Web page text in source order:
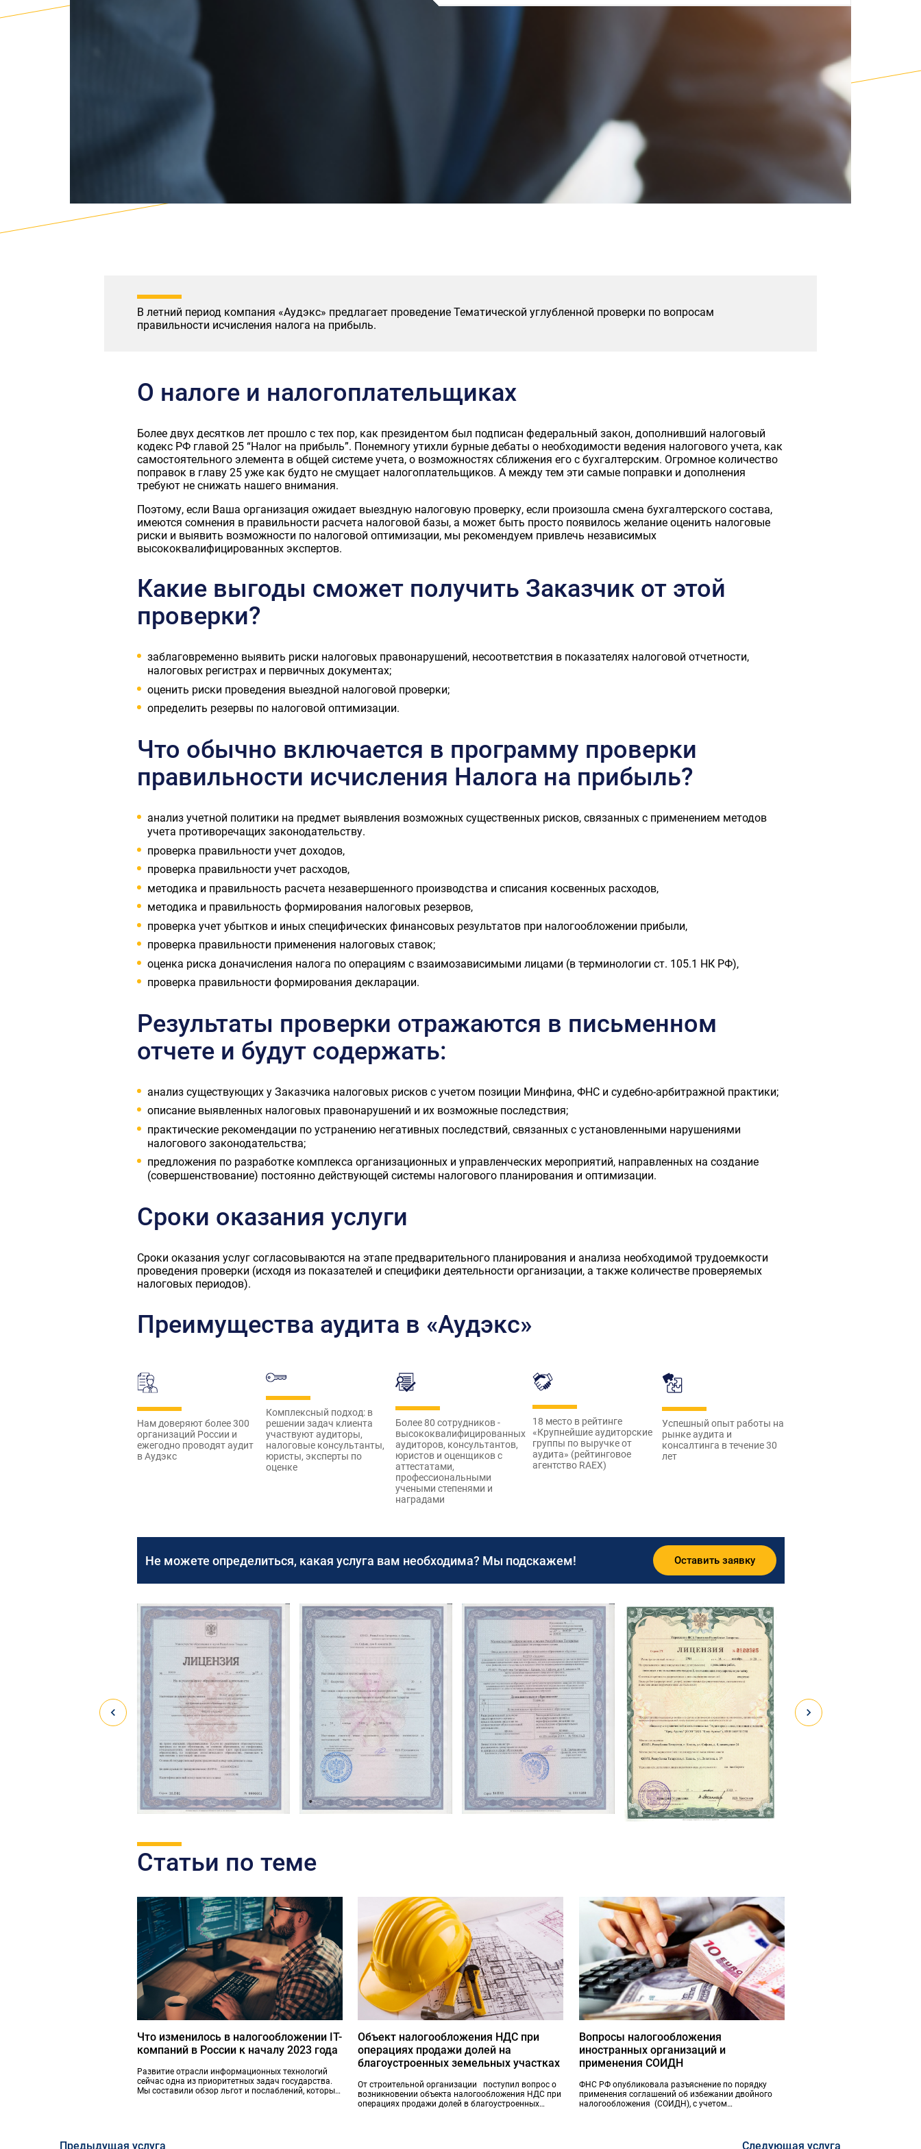
В летний период компания «Аудэкс» предлагает проведение Тематической углубленной проверки по вопросам
правильности исчисления налога на прибыль.
О налоге и налогоплательщиках
Более двух десятков лет прошло с тех пор, как президентом был подписан федеральный закон, дополнивший налоговый
кодекс РФ главой 25 “Налог на прибыль”. Понемногу утихли бурные дебаты о необходимости ведения налогового учета, как
самостоятельного элемента в общей системе учета, о возможностях сближения его с бухгалтерским. Огромное количество
поправок в главу 25 уже как будто не смущает налогоплательщиков. А между тем эти самые поправки и дополнения
требуют не снижать нашего внимания.
Поэтому, если Ваша организация ожидает выездную налоговую проверку, если произошла смена бухгалтерского состава,
имеются сомнения в правильности расчета налоговой базы, а может быть просто появилось желание оценить налоговые
риски и выявить возможности по налоговой оптимизации, мы рекомендуем привлечь независимых
высококвалифицированных экспертов.
Какие выгоды сможет получить Заказчик от этой
проверки?
заблаговременно выявить риски налоговых правонарушений, несоответствия в показателях налоговой отчетности,
налоговых регистрах и первичных документах;
оценить риски проведения выездной налоговой проверки;
определить резервы по налоговой оптимизации.
Что обычно включается в программу проверки
правильности исчисления Налога на прибыль?
анализ учетной политики на предмет выявления возможных существенных рисков, связанных с применением методов
учета противоречащих законодательству.
проверка правильности учет доходов,
проверка правильности учет расходов,
методика и правильность расчета незавершенного производства и списания косвенных расходов,
методика и правильность формирования налоговых резервов,
проверка учет убытков и иных специфических финансовых результатов при налогообложении прибыли,
проверка правильности применения налоговых ставок;
оценка риска доначисления налога по операциям с взаимозависимыми лицами (в терминологии ст. 105.1 НК РФ),
проверка правильности формирования декларации.
Результаты проверки отражаются в письменном
отчете и будут содержать:
анализ существующих у Заказчика налоговых рисков с учетом позиции Минфина, ФНС и судебно-арбитражной практики;
описание выявленных налоговых правонарушений и их возможные последствия;
практические рекомендации по устранению негативных последствий, связанных с установленными нарушениями
налогового законодательства;
предложения по разработке комплекса организационных и управленческих мероприятий, направленных на создание
(совершенствование) постоянно действующей системы налогового планирования и оптимизации.
Сроки оказания услуги
Сроки оказания услуг согласовываются на этапе предварительного планирования и анализа необходимой трудоемкости
проведения проверки (исходя из показателей и специфики деятельности организации, а также количестве проверяемых
налоговых периодов).
Преимущества аудита в «Аудэкс»
Нам доверяют более 300
организаций России и
ежегодно проводят аудит
в Аудэкс
Комплексный подход: в
решении задач клиента
участвуют аудиторы,
налоговые консультанты,
юристы, эксперты по
оценке
Более 80 сотрудников -
высококвалифицированных
аудиторов, консультантов,
юристов и оценщиков с
аттестатами,
профессиональными
учеными степенями и
наградами
18 место в рейтинге
«Крупнейшие аудиторские
группы по выручке от
аудита» (рейтинговое
агентство RAEX)
Успешный опыт работы на
рынке аудита и
консалтинга в течение 30
лет
Не можете определиться, какая услуга вам необходима? Мы подскажем! Оставить заявку
Статьи по теме
Что изменилось в налогообложении IT-
компаний в России к началу 2023 года
Развитие отрасли информационных технологий
сейчас одна из приоритетных задач государства.
Мы составили обзор льгот и послаблений, которые
Объект налогообложения НДС при
операциях продажи долей на
благоустроенных земельных участках
От строительной организации поступил вопрос о
возникновении объекта налогообложения НДС при
операциях продажи долей в благоустроенных
Вопросы налогообложения
иностранных организаций и
применения СОИДН
ФНС РФ опубликовала разъяснение по порядку
применения соглашений об избежании двойного
налогообложения (СОИДН), с учетом
Предыдущая услуга Следующая услуга